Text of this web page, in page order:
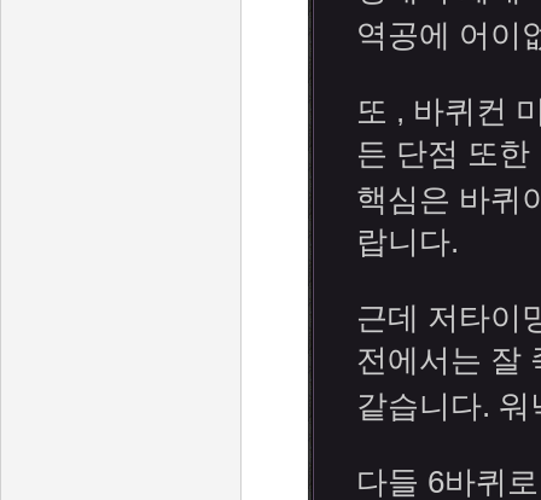
역공에 어이
또 , 바퀴컨
든 단점 또한
핵심은 바퀴
랍니다.
근데 저타이
전에서는 잘
같습니다.
다들 6바퀴